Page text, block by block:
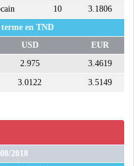
10
3.1806
en TND
USD
EUR
2.975 3.4619
3.0122 3.5149
2018